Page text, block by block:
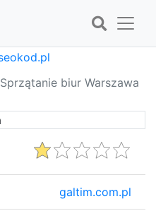
Sprzątanie biur Warszawa
galtim.com.pl